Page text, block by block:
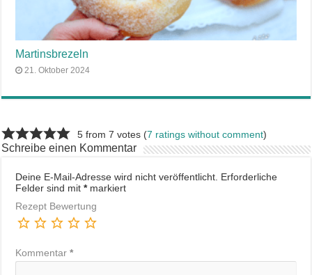
Martinsbrezeln
21. Oktober 2024
5 from 7 votes (7 ratings without comment)
Schreibe einen Kommentar
Deine E-Mail-Adresse wird nicht veröffentlicht. Erforderliche
Felder sind mit*markiert
Rezept Bewertung
Kommentar*